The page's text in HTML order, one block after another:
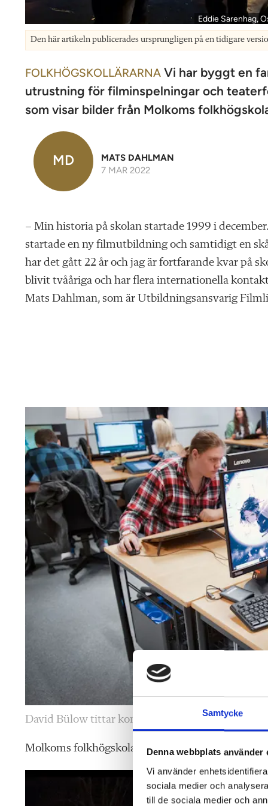
Samtycke
Denna webbplats använder
Vi använder
sociala medier och
till de sociala medier och
Eddie Sarenhag,
Den här artikeln publicerades ursprungligen på en tidigare
FOLKHÖGSKOLLÄRARNA Vi har byggt en
utrustning för filminspelningar och
som visar bilder från Molkoms
MD
MATS DAHLMAN
7 MAR 2022
– Min historia på skolan startade 1999 i
startade en ny filmutbildning och samtidigt en
har det gått 22 år och jag är fortfarande kvar på
blivit tvååriga och har flera internationella
Mats Dahlman, som är Utbildningsansvarig
David Bülow tittar koncen­trerat i skärmen under
Molkoms folkhögskola är en av de äldsta i Sverige